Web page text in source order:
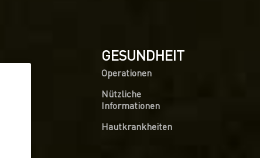
GESUNDHEIT
Operationen
Nützliche
Informationen
Hautkrankheiten